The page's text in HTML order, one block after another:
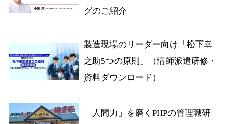
グのご紹介
製造現場のリーダー向け「松下幸
之助5つの原則」（講師派遣研修・
資料ダウンロード）
「人間力」を磨くPHPの管理職研